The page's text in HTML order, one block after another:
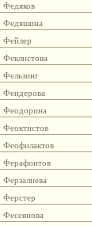
Федяков
Федяшина
Фейлер
Феклистова
Фельзинг
Фендерова
Феодорина
Феоктистов
Феофилактов
Ферафонтов
Ферзалиева
Ферстер
Фесеянова